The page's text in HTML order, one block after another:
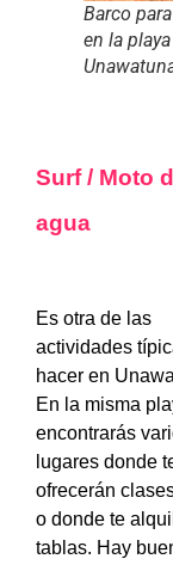
Barco
en la
Surf / Moto
agua
Es otra de las
actividades
hacer en
En la misma
encontrarás
lugares donde
ofrecerán
o donde te
tablas. Hay